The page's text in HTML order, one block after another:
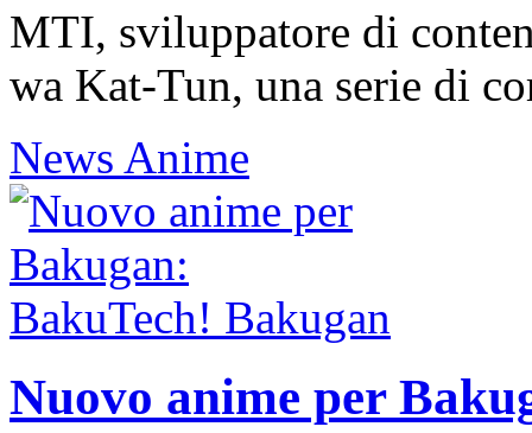
MTI, sviluppatore di
wa Kat-Tun, una serie di
News Anime
Nuovo anime per